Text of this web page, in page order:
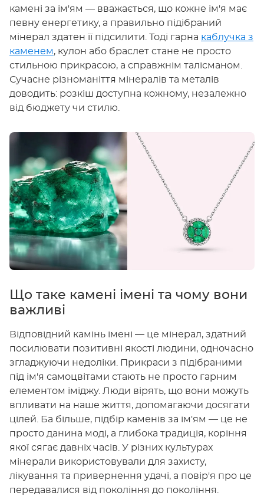
камені за ім'ям — вважається, що кожне ім'я має
певну енергетику, а правильно підібраний
мінерал здатен її підсилити. Тоді гарна каблучка з
каменем, кулон або браслет стане не просто
стильною прикрасою, а справжнім талісманом.
Сучасне різноманіття мінералів та металів
доводить: розкіш доступна кожному, незалежно
від бюджету чи стилю.
Що таке камені імені та чому вони
важливі
Відповідний камінь імені — це мінерал, здатний
посилювати позитивні якості людини, одночасно
згладжуючи недоліки. Прикраси з підібраними
під ім'я самоцвітами стають не просто гарним
елементом іміджу. Люди вірять, що вони можуть
впливати на наше життя, допомагаючи досягати
цілей. Ба більше, підбір каменів за ім'ям — це не
просто данина моді, а глибока традиція, коріння
якої сягає давніх часів. У різних культурах
мінерали використовували для захисту,
лікування та привернення удачі, а повір'я про це
передавалися від покоління до покоління.